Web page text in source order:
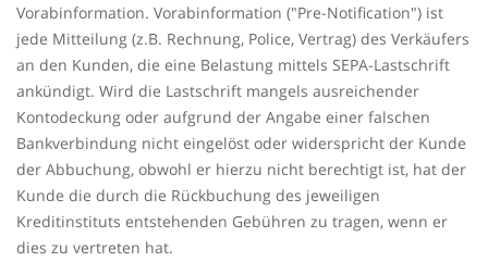
Vorabinformation. Vorabinformation ("Pre-Notification") ist
jede Mitteilung (z.B. Rechnung, Police, Vertrag) des Verkäufers
an den Kunden, die eine Belastung mittels SEPA-Lastschrift
ankündigt. Wird die Lastschrift mangels ausreichender
Kontodeckung oder aufgrund der Angabe einer falschen
Bankverbindung nicht eingelöst oder widerspricht der Kunde
der Abbuchung, obwohl er hierzu nicht berechtigt ist, hat der
Kunde die durch die Rückbuchung des jeweiligen
Kreditinstituts entstehenden Gebühren zu tragen, wenn er
dies zu vertreten hat.